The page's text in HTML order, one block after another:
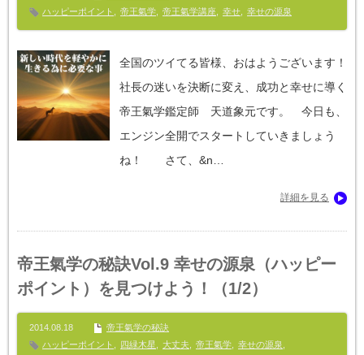
ハッピーポイント
帝王氣学 帝王氣学講座 幸せ 幸せの源泉
全国のツイてる皆様、おはようございます！
社長の迷いを決断に変え、成功と幸せに導く
帝王氣学鑑定師 天道象元です。 今日も、
エンジン全開でスタートしていきましょう
ね！ さて、&n…
詳細を見る
帝王氣学の秘訣Vol.9 幸せの源泉（ハッピー
ポイント）を見つけよう！（1/2）
2014.08.18
帝王氣学の秘訣
ハッピーポイント
四緑木星 大丈夫 帝王氣学 幸せの源泉